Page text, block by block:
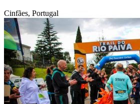
Cinfães, Portugal